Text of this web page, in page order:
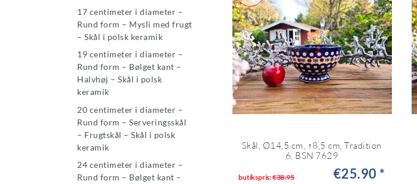
17 centimeter i diameter –
Rund form – Mysli med frugt
– Skål i polsk keramik
19 centimeter i diameter –
Rund form – Bølget kant –
Halvhøj – Skål i polsk
keramik
20 centimeter i diameter –
Rund form – Serveringsskål
– Frugtskål – Skål i polsk
keramik
24 centimeter i diameter –
Rund form – Bølget kant –
Skål, Ø14,5 cm, ↑8,5 cm, Tradition
6, BSN 7629
butikspris:€38.95 €25.90 *